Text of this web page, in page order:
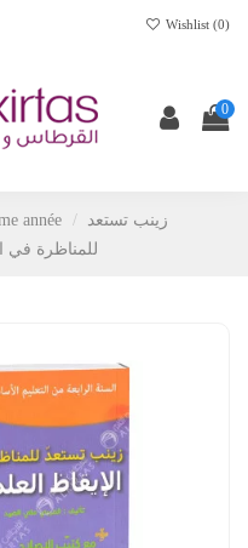
Wishlist (0)
0
année
زينب تستعد
للمناظرة في